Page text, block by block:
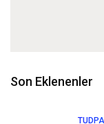
Son Eklenenler